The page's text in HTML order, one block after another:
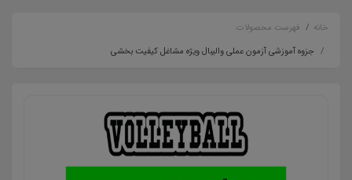
خانه
فهرست محصولات
جزوه آموزشی آزمون عملی والیبال ویژه مشاغل کیفیت بخشی